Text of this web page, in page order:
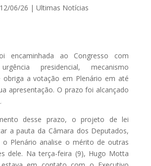
12/06/26 | Ultimas Notícias
encaminhada ao Congresso com
presidencial, mecanismo
obriga a votação em Plenário em até
apresentação. O prazo foi alcançado
desse prazo, o projeto de lei
a pauta da Câmara dos Deputados,
o Plenário analise o mérito de outras
dele. Na terça-feira (9), Hugo Motta